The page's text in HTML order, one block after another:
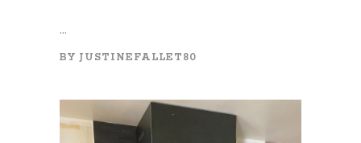
...
BY JUSTINEFALLET80